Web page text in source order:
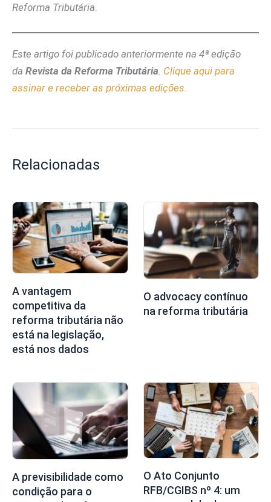
Reforma Tributária
Este artigo foi publicado anteriormente na 4ª edição
da Revista da Reforma Tributária Clique aqui para
assinar e receber as próximas edições.
Relacionadas
A vantagem
competitiva da
reforma tributária não
está na legislação,
está nos dados
O advocacy contínuo
na reforma tributária
A previsibilidade como
condição para o
O Ato Conjunto
RFB/CGIBS nº 4: um